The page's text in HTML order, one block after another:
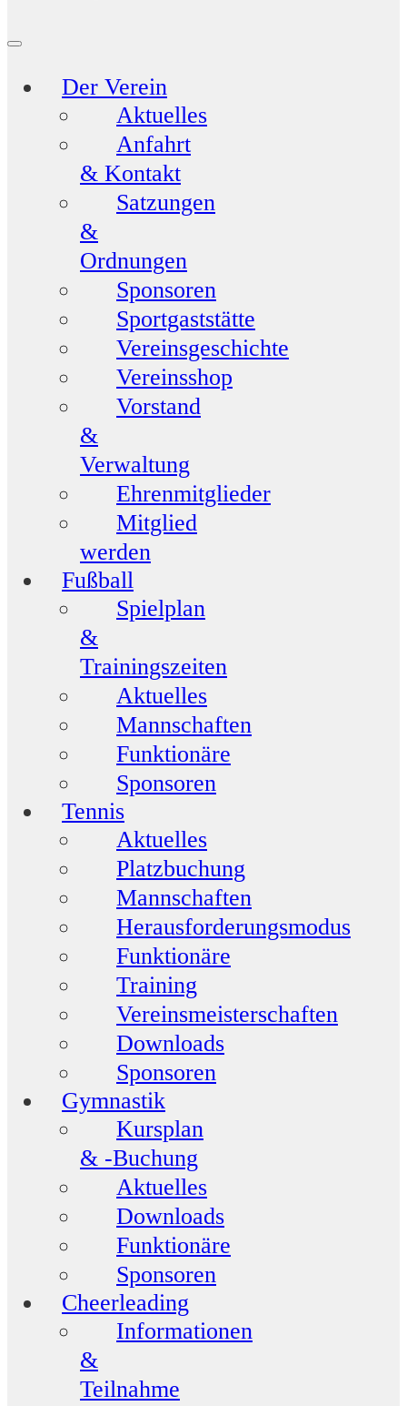
Der Verein
Aktuelles
Anfahrt
& Kontakt
Satzungen
&
Ordnungen
Sponsoren
Sportgaststätte
Vereinsgeschichte
Vereinsshop
Vorstand
&
Verwaltung
Ehrenmitglieder
Mitglied
werden
Fußball
Spielplan
&
Trainingszeiten
Aktuelles
Mannschaften
Funktionäre
Sponsoren
Tennis
Aktuelles
Platzbuchung
Mannschaften
Herausforderungsmodus
Funktionäre
Training
Vereinsmeisterschaften
Downloads
Sponsoren
Gymnastik
Kursplan
& -Buchung
Aktuelles
Downloads
Funktionäre
Sponsoren
Cheerleading
Informationen
&
Teilnahme